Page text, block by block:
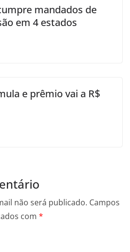
mandados de
em 4 estados
e prêmio vai a R$
não será publicado. Campos
com *